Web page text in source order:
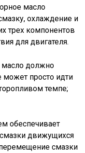
масло
охлаждение и
трех компонентов
для двигателя.
масло должно
может просто идти
темпе;
обеспечивает
движущихся
смазки